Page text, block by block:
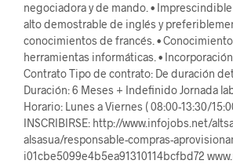
negociadora y de mando. •
alto demostrable de inglés y
conocimientos de francés. •
herramientas informáticas. •
Contrato Tipo de contrato: De duración
Duración: 6 Meses + Indefinido Jornada
Horario: Lunes a Viernes ( 08:00-13:30/
INSCRIBIRSE: http://www.infojobs.net/
alsasua/responsable-compras-
i01cbe5099e4b5ea91310114bcfbd72